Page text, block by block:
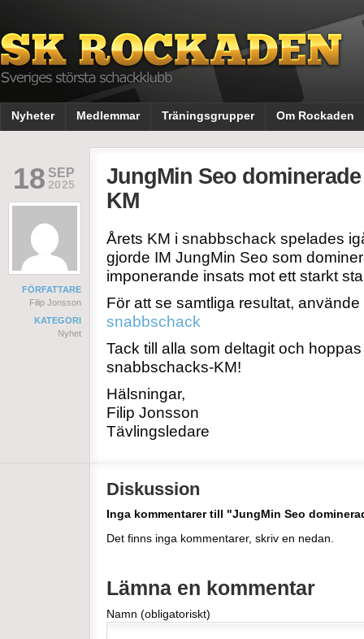
Nyheter Medlemmar Träningsgrupper Om Rockaden
18 SEP
2025
FÖRFATTARE
Filip Jonsson
KATEGORI
Nyhet
JungMin Seo
KM
Årets KM i snabbschack spelades
gjorde IM JungMin Seo som
imponerande insats mot ett starkt
För att se samtliga resultat,
snabbschack
Tack till alla som deltagit och
snabbschacks-KM!
Hälsningar,
Filip Jonsson
Tävlingsledare
Diskussion
Inga kommentarer till "JungMin Seo
Det finns inga kommentarer, skriv en nedan.
Lämna en kommentar
Namn (obligatoriskt)